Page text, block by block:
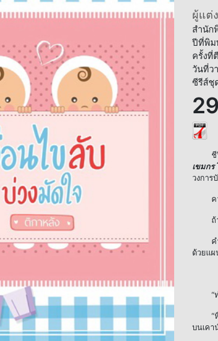
ผู้แต่
สำนัก
ปีที่พิม
ครั้งที่
วันที่ว
ซีรีส์ชุ
ชีวิต
เขมกร
วงการ
ความ
ถ้าไ
คำว่า
ด้วยแผ
“ทำ
“หือ
บนเคา